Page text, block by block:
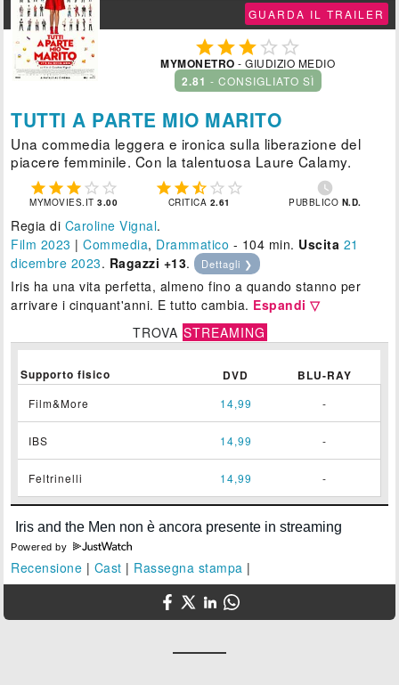
GUARDA IL TRAILER
  
MYMONETRO - GIUDIZIO MEDIO
2.81 - CONSIGLIATO SÌ
TUTTI A PARTE MIO MARITO
Una commedia leggera e ironica sulla liberazione del
piacere femminile. Con la talentuosa Laure Calamy.
    
MYMOVIES.IT3.00
    
CRITICA 2.61

PUBBLICO N.D.
Regia di Caroline Vignal.
Film 2023 |Commedia, Drammatico - 104 min. Uscita 21
dicembre 2023. Ragazzi +13. Dettagli ❯
Iris ha una vita perfetta, almeno fino a quando stanno per
arrivare i cinquant'anni. E tutto cambia. Espandi ▽
TROVA STREAMING
Supporto fisico DVD BLU-RAY
Film&More 14,99 -
IBS 14,99 -
Feltrinelli 14,99 -
Powered by
Recensione | Cast | Rassegna stampa |